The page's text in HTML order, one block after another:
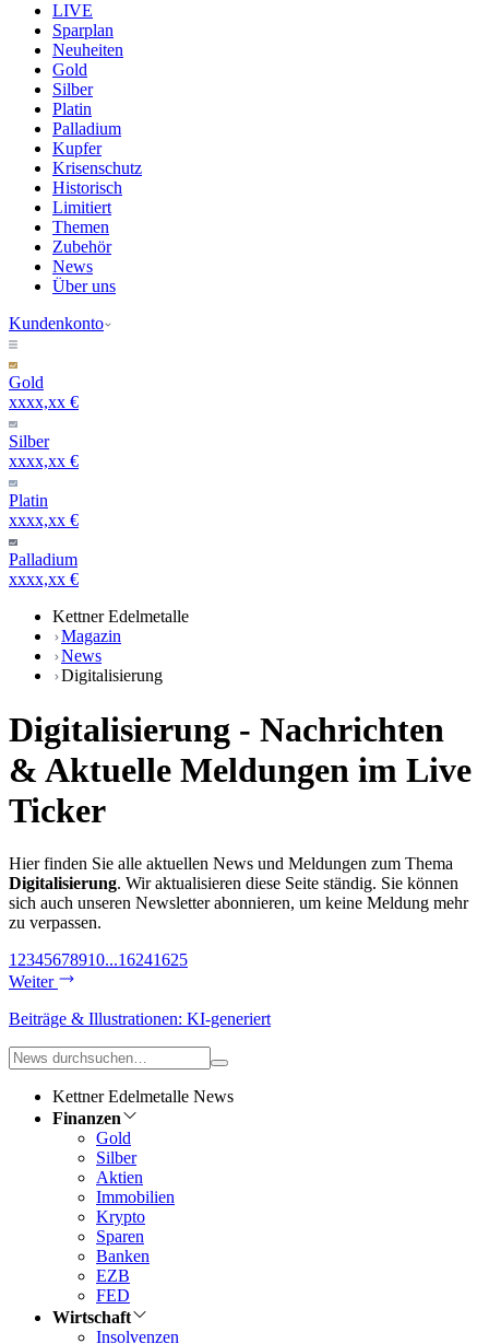
LIVE
Sparplan
Neuheiten
Gold
Silber
Platin
Palladium
Kupfer
Krisenschutz
Historisch
Limitiert
Themen
Zubehör
News
Über uns
Kundenkonto
Gold
xxxx,xx €
Silber
xxxx,xx €
Platin
xxxx,xx €
Palladium
xxxx,xx €
Kettner Edelmetalle
Magazin
News
Digitalisierung
Digitalisierung - Nachrichten
& Aktuelle Meldungen im Live
Ticker
Hier finden Sie alle aktuellen News und Meldungen zum Thema
Digitalisierung. Wir aktualisieren diese Seite ständig. Sie können
sich auch unseren Newsletter abonnieren, um keine Meldung mehr
zu verpassen.
1 2345678910...16241625
Weiter
Beiträge & Illustrationen: KI-generiert
Kettner Edelmetalle News
Finanzen
Gold
Silber
Aktien
Immobilien
Krypto
Sparen
Banken
EZB
FED
Wirtschaft
Insolvenzen